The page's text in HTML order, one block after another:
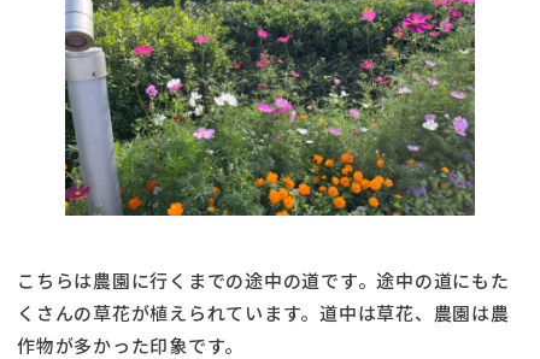
こちらは農園に行くまでの途中の道です。途中の道にもた
くさんの草花が植えられています。道中は草花、農園は農
作物が多かった印象です。